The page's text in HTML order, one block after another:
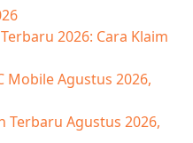
2026: Cara Klaim
Mobile Agustus 2026,
Terbaru Agustus 2026,